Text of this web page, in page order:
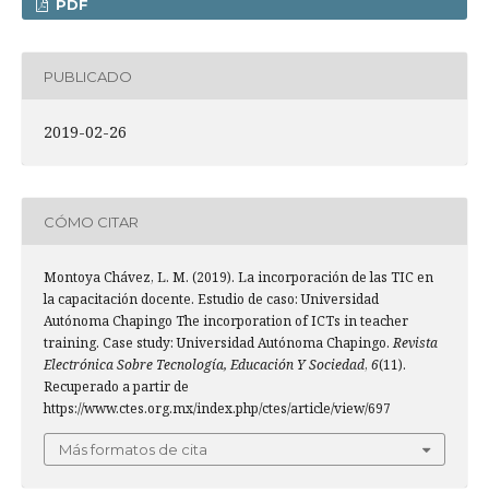
PDF
PUBLICADO
2019-02-26
CÓMO CITAR
Montoya Chávez, L. M. (2019). La incorporación de las TIC en
la capacitación docente. Estudio de caso: Universidad
Autónoma Chapingo The incorporation of ICTs in teacher
training. Case study: Universidad Autónoma Chapingo.Revista
Electrónica Sobre Tecnología, Educación Y Sociedad, 6(11).
Recuperado a partir de
https://www.ctes.org.mx/index.php/ctes/article/view/697
Más formatos de cita